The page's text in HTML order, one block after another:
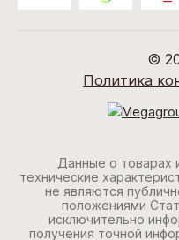
©
Политика
Данные о товарах
технические
не являются
положениями
исключительно
получения точной